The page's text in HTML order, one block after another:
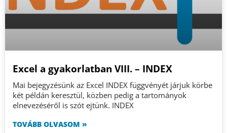
Excel a gyakorlatban VIII. – INDEX
Mai bejegyzésünk az Excel INDEX függvényét járjuk körbe
két példán keresztül, közben pedig a tartományok
elnevezéséről is szót ejtünk. INDEX
TOVÁBB OLVASOM »